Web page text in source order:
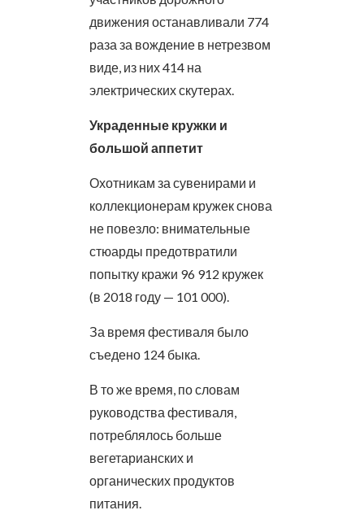
движения останавливали 774
раза за вождение в нетрезвом
виде, из них 414 на
электрических скутерах.
Украденные кружки и
большой аппетит
Охотникам за сувенирами и
коллекционерам кружек снова
не повезло: внимательные
стюарды предотвратили
попытку кражи 96 912 кружек
(в 2018 году — 101 000).
За время фестиваля было
съедено 124 быка.
В то же время, по словам
руководства фестиваля,
потреблялось больше
вегетарианских и
органических продуктов
питания.